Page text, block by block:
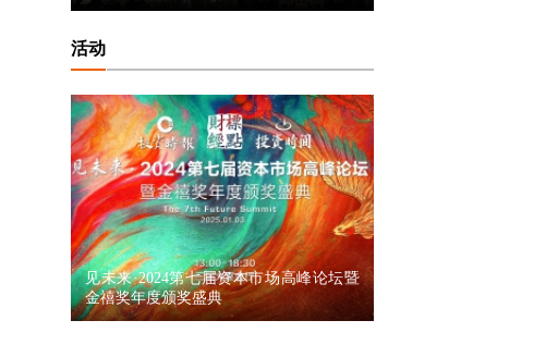
活动
见未来·2024第七届资本市场高峰论坛暨
金禧奖年度颁奖盛典